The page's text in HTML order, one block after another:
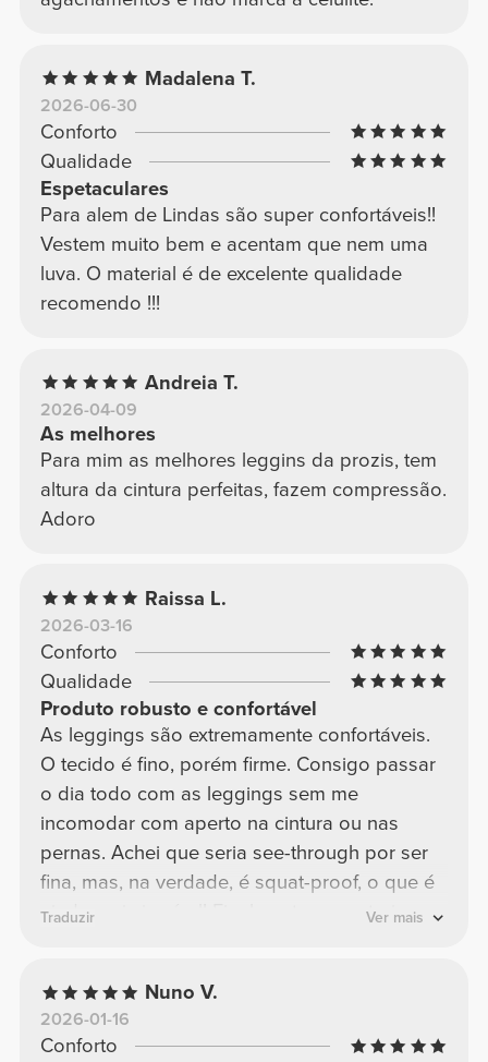
Madalena T.
2026-06-30
Conforto
Qualidade
Espetaculares
Para alem de Lindas são super confortáveis!!
Vestem muito bem e acentam que nem uma
luva. O material é de excelente qualidade
recomendo !!!
Andreia T.
2026-04-09
As melhores
Para mim as melhores leggins da prozis, tem
altura da cintura perfeitas, fazem compressão.
Adoro
Raissa L.
2026-03-16
Conforto
Qualidade
Produto robusto e confortável
As leggings são extremamente confortáveis.
O tecido é fino, porém firme. Consigo passar
o dia todo com as leggings sem me
incomodar com aperto na cintura ou nas
pernas. Achei que seria see-through por ser
fina, mas, na verdade, é squat-proof, o que é
ainda mais incrível! Finalmente encontrei o
Traduzir Ver mais
Nuno V.
2026-01-16
Conforto